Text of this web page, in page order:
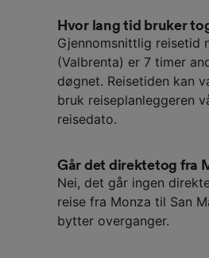
Hvor lang tid bruker
Gjennomsnittlig reisetid
(Valbrenta) er 7 timer
døgnet. Reisetiden kan
bruk reiseplanleggeren
reisedato.
Går det direktetog fra
Nei, det går ingen
reise fra Monza til San
bytter overganger.